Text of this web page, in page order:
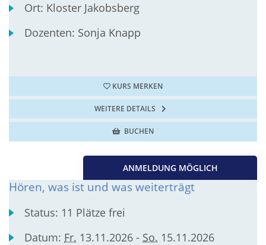
Ort: Kloster Jakobsberg
Dozenten: Sonja Knapp
KURS MERKEN
WEITERE DETAILS
BUCHEN
ANMELDUNG MÖGLICH
Hören, was ist und was weiterträgt
Status: 11 Plätze frei
Datum: Fr. 13.11.2026 - So. 15.11.2026